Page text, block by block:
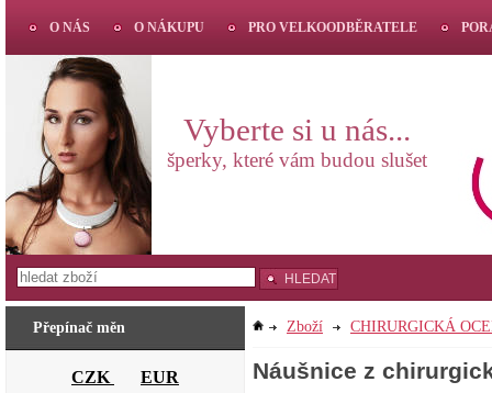
Přepínač měn
CZK EUR
Zboží CHIRURGICKÁ
Náušnice z
O NÁS O NÁKUPU PRO VELKOODBĚRATELE
Vyberte si u nás...
šperky, které vám budou slušet
HLEDAT